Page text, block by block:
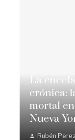
La
crónica:
mortal
Nueva
Rubén